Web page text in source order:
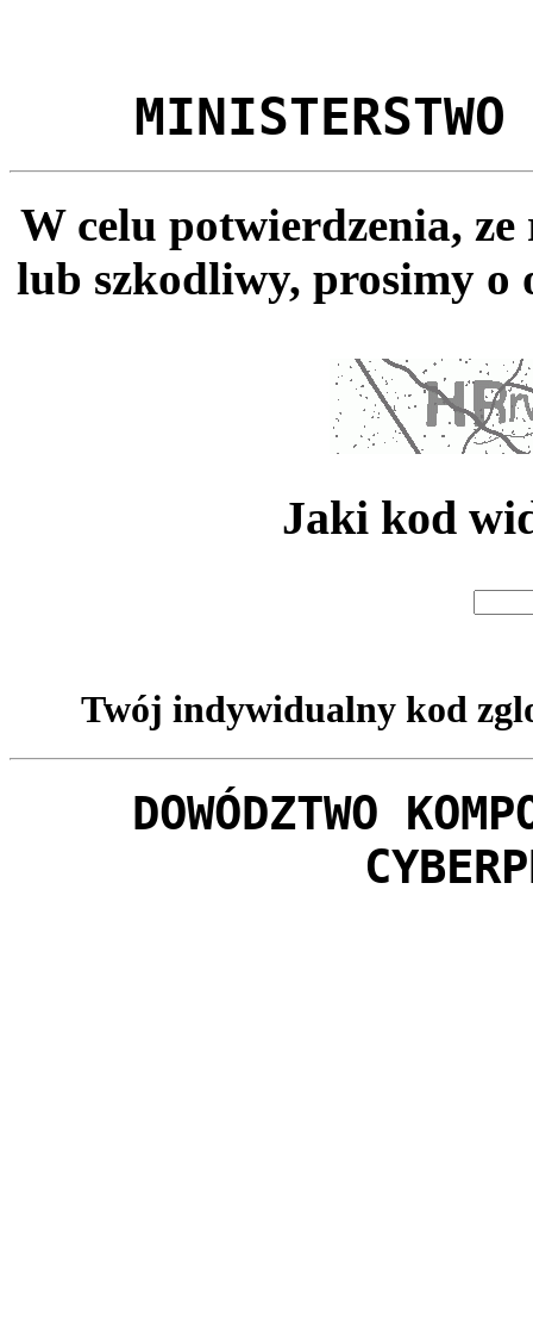
MINISTERSTWO
W celu potwierdzenia,
lub szkodliwy, prosimy o
Jaki kod
Twój indywidualny kod
DOWÓDZTWO